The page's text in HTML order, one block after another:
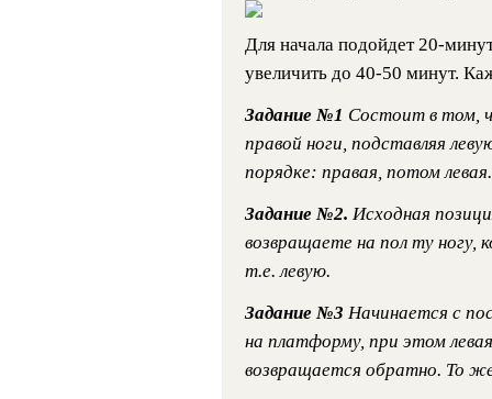
Для начала подойдет 20-
увеличить до 40-50 минут.
Задание №1 Состоит в том,
правой ноги, подставляя
порядке: правая, потом
Задание №2. Исходная
возвращаете на пол ту ногу,
т.е. левую.
Задание №3 Начинается с
на платформу, при этом
возвращается обратно. То